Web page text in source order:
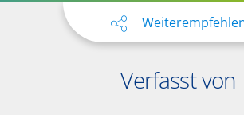
Verfasst von